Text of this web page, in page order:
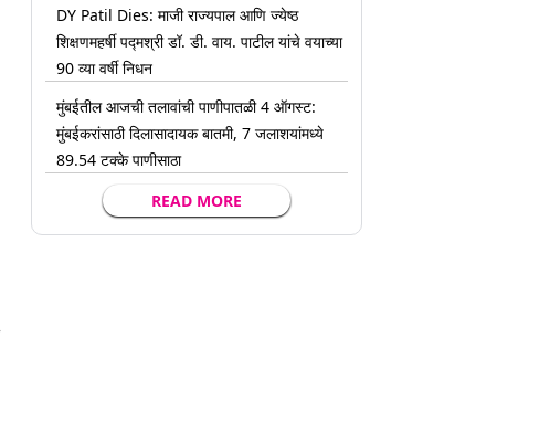
DY Patil Dies: माजी राज्यपाल आणि ज्येष्ठ
शिक्षणमहर्षी पद्मश्री डॉ. डी. वाय. पाटील यांचे वयाच्या
90 व्या वर्षी निधन
मुंबईतील आजची तलावांची पाणीपातळी 4 ऑगस्ट:
मुंबईकरांसाठी दिलासादायक बातमी, 7 जलाशयांमध्ये
89.54 टक्के पाणीसाठा
READ MORE